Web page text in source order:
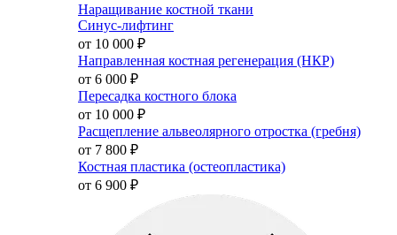
Наращивание костной ткани
Синус-лифтинг
от 10 000 ₽
Направленная костная регенерация (НКР)
от 6 000 ₽
Пересадка костного блока
от 10 000 ₽
Расщепление альвеолярного отростка (гребня)
от 7 800 ₽
Костная пластика (остеопластика)
от 6 900 ₽